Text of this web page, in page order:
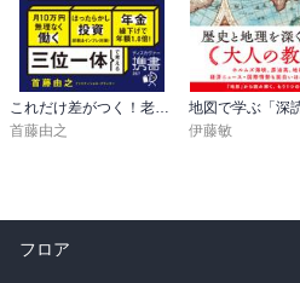
首藤由之
伊藤敏
フロア